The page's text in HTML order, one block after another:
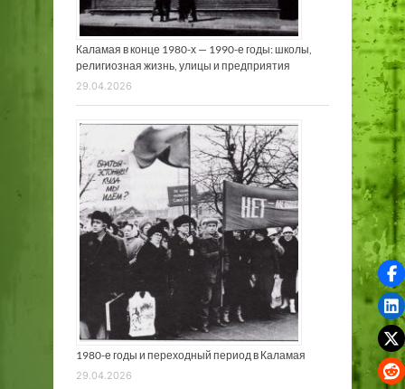
н
а
я
ж
н
ь
Каламая в конце 1980-х — 1990-е годы: школы,
религиозная жизнь, улицы и предприятия
29.04.2026
1980-е годы и переходный период в Каламая
29.04.2026